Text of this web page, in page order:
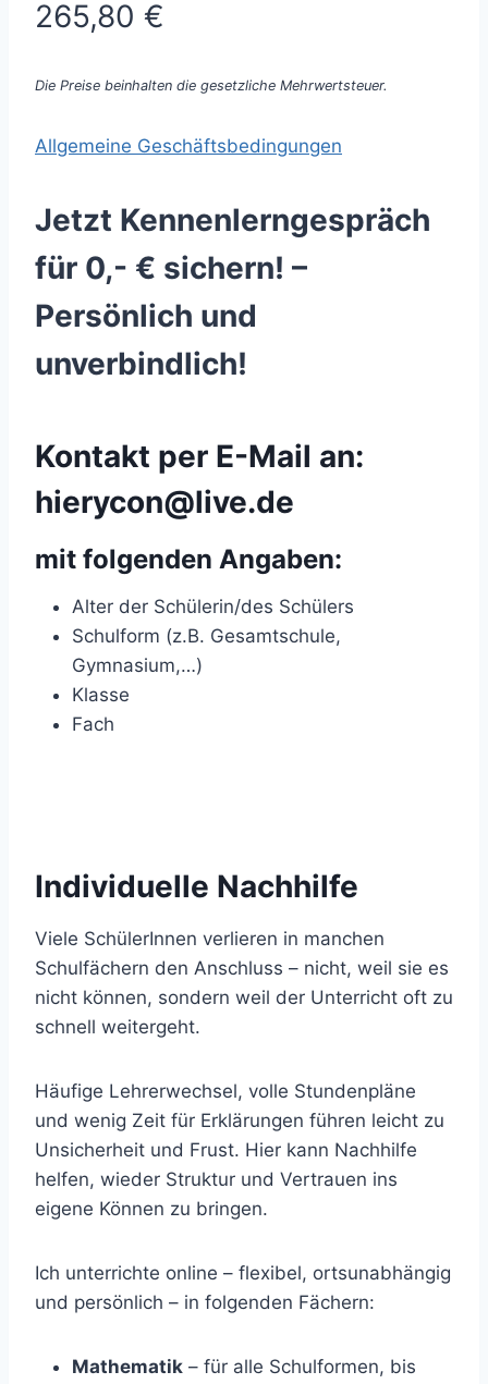
265,80 €
Die Preise beinhalten die gesetzliche Mehrwertsteuer.
Allgemeine Geschäftsbedingungen
Jetzt Kennenlerngespräch
für 0,- € sichern! –
Persönlich und
unverbindlich!
Kontakt per E-Mail an:
hierycon@live.de
mit folgenden Angaben:
Alter der Schülerin/des Schülers
Schulform (z.B. Gesamtschule,
Gymnasium,…)
Klasse
Fach
Individuelle Nachhilfe
Viele SchülerInnen verlieren in manchen
Schulfächern den Anschluss – nicht, weil sie es
nicht können, sondern weil der Unterricht oft zu
schnell weitergeht.
Häufige Lehrerwechsel, volle Stundenpläne
und wenig Zeit für Erklärungen führen leicht zu
Unsicherheit und Frust. Hier kann Nachhilfe
helfen, wieder Struktur und Vertrauen ins
eigene Können zu bringen.
Ich unterrichte online – flexibel, ortsunabhängig
und persönlich – in folgenden Fächern:
Mathematik – für alle Schulformen, bis